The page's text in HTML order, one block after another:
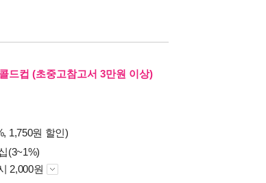
드컵 (초중고참고서 3만원 이상)
1,750원 할인)
(3~1%)
2,000원